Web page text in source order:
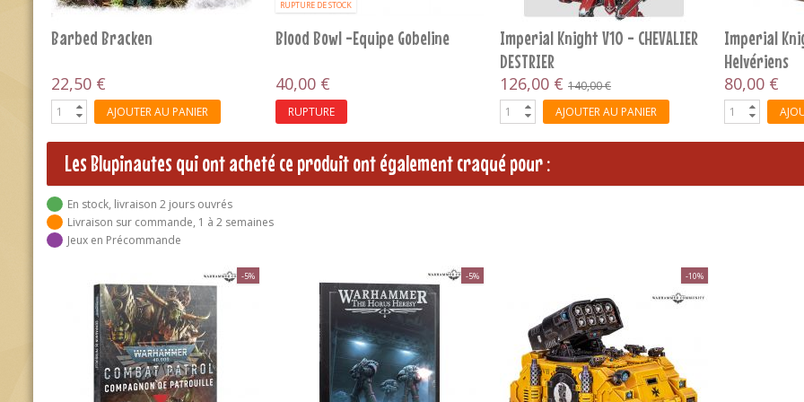
KNIGHT-QUESTOR FLESH - B237
3,60 €
AJOUTER AU PANIER
Nurgle V4 - LES PUSTULES
66,60 €
AJOUTER AU PANIER
Nurgle V4 - TOME DE BATAILLE
50,00 €
AJOUTER AU PANIER
Orks V10 -
42,75 €
Les Blupinautes qui ont acheté ce produit ont également craqué pour :
En stock, livraison 2 jours ouvrés
Livraison sur commande, 1 à 2 semaines
Jeux en Précommande
-5% -5% -10%